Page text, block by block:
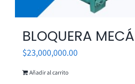
BLOQUERA
$23,000,000.00
Añadir al carrito